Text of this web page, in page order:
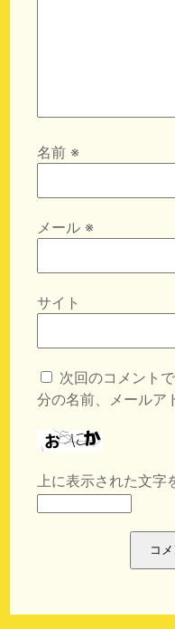
名前 ※
メール ※
サイト
次回のコメント
分の名前、メールア
上に表示された文字